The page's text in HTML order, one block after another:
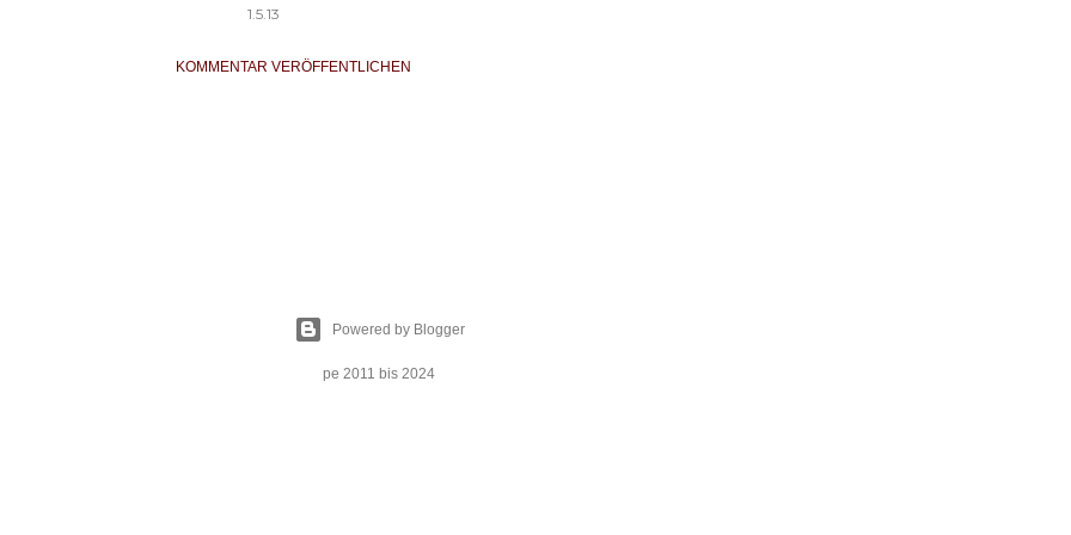
1.5.13
KOMMENTAR VERÖFFENTLICHEN
Powered by Blogger
pe 2011 bis 2024